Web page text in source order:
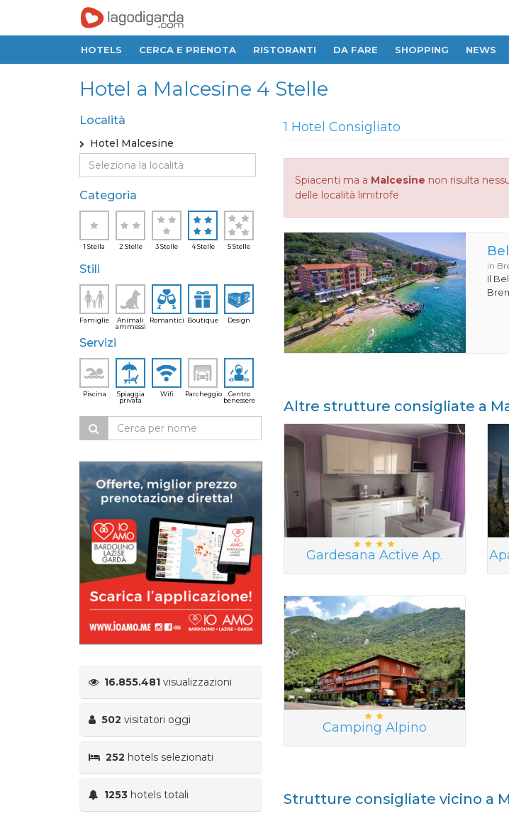
HOTELS CERCA E PRENOTA RISTORANTI DA FARE SHOPPING NEWS
Hotel a Malcesine 4 Stelle
Località
Hotel Malcesine
Categoria
1 Stella 2 Stelle 3 Stelle 4 Stelle 5 Stelle
Stili
Famiglie
Animali
ammessi
Romantici Boutique Design
Servizi
Piscina
Spiaggia
privata
Wifi Parcheggio
Centro
benessere
16.855.481 visualizzazioni
502 visitatori oggi
252 hotels selezionati
1253 hotels totali
1 Hotel Consigliato
Spiacenti ma a Malcesine non risulta
delle località limitrofe
in
Il
Altre strutture consigliate a
Gardesana Active Ap.
Camping Alpino
Strutture consigliate vicino a